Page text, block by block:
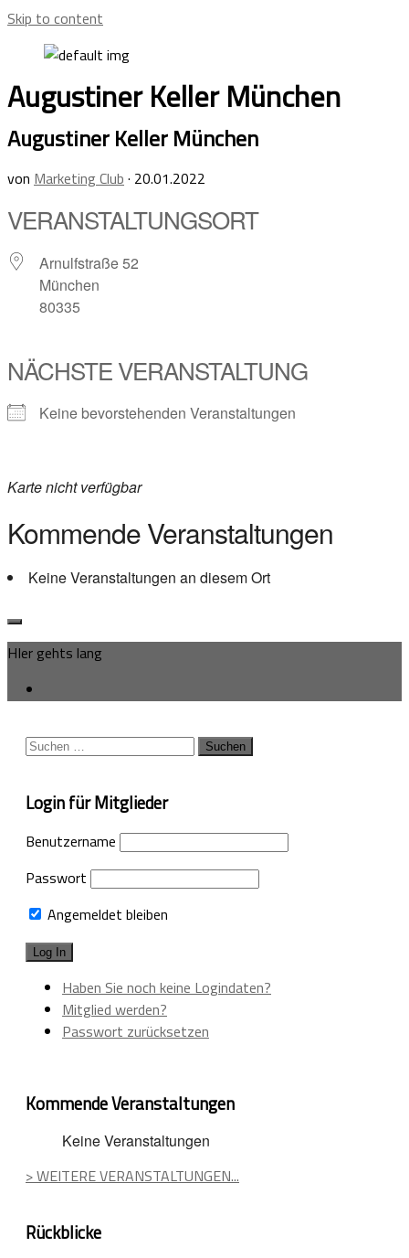
Skip to content
Augustiner Keller München
Augustiner Keller München
von Marketing Club · 20.01.2022
VERANSTALTUNGSORT
Arnulfstraße 52
München
80335
NÄCHSTE VERANSTALTUNG
Keine bevorstehenden Veranstaltungen
Karte nicht verfügbar
Kommende Veranstaltungen
Keine Veranstaltungen an diesem Ort
HIer gehts lang
Suchen
Login für Mitglieder
Benutzername
Passwort
Angemeldet bleiben
Haben Sie noch keine Logindaten?
Mitglied werden?
Passwort zurücksetzen
Kommende Veranstaltungen
Keine Veranstaltungen
> WEITERE VERANSTALTUNGEN...
Rückblicke